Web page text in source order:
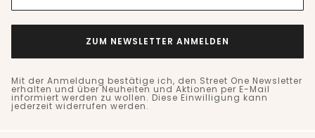
ZUM NEWSLETTER ANMELDEN
Mit der Anmeldung bestätige ich, den Street One Newsletter
erhalten und über Neuheiten und Aktionen per E-Mail
informiert werden zu wollen. Diese Einwilligung kann
jederzeit widerrufen werden.